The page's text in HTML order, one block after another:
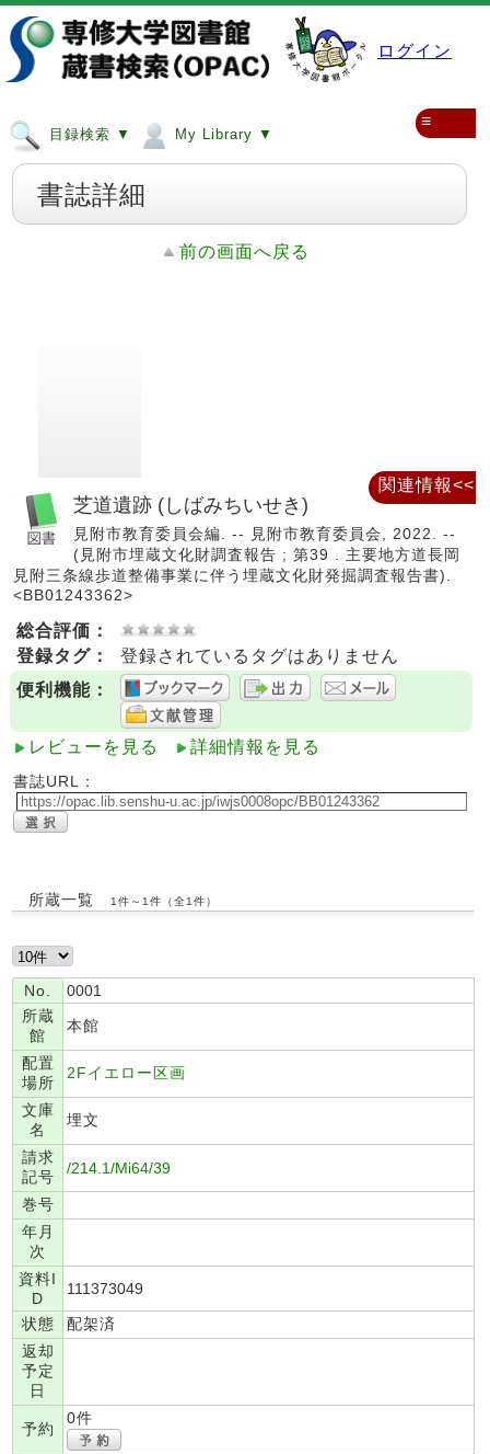
ログイン
目録検索 ▼ My Library ▼
≡
書誌詳細
前の画面へ戻る
芝道遺跡 (しばみちいせき)
見附市教育委員会編. -- 見附市教育委員会, 2022. --
(見附市埋蔵文化財調査報告 ; 第39 . 主要地方道長岡
見附三条線歩道整備事業に伴う埋蔵文化財発掘調査報告書).
<BB01243362>
総合評価：
登録タグ：
登録されているタグはありません
便利機能：
レビューを見る 詳細情報を見る
書誌URL：
所蔵一覧 1件～1件（全1件）
No.
0001
所蔵
館
本館
配置
場所
2Fイエロー区画
文庫
名
埋文
請求
記号
/214.1/Mi64/39
巻号
年月
次
資料I
D
111373049
状態
配架済
返却
予定
日
予約
0件
関連情報<<